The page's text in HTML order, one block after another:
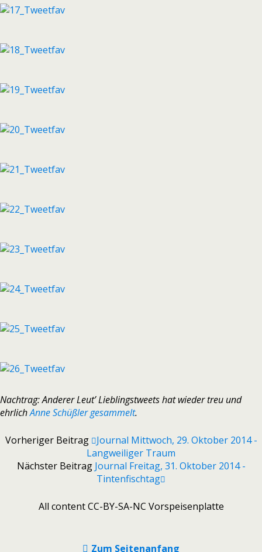
Nachtrag: Anderer Leut’ Lieblingstweets hat wieder treu und
ehrlichAnne Schüßler gesammelt.
Vorheriger Beitrag
Journal Mittwoch, 29. Oktober 2014 -
Langweiliger Traum
Nächster Beitrag Journal Freitag, 31. Oktober 2014 -
Tintenfischtag
All content CC-BY-SA-NC Vorspeisenplatte
Zum Seitenanfang